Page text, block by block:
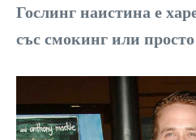
Гослинг наистина е
със смокинг или